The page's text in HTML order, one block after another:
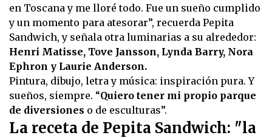
en Toscana y me lloré todo. Fue un sueño cumplido
y un momento para atesorar”, recuerda Pepita
Sandwich, y señala otra luminarias a su alrededor:
Henri Matisse, Tove Jansson, Lynda Barry, Nora
Ephron y Laurie Anderson.
Pintura, dibujo, letra y música: inspiración pura. Y
sueños, siempre. “Quiero tener mi propio parque
de diversiones o de esculturas”.
La receta de Pepita Sandwich: "la